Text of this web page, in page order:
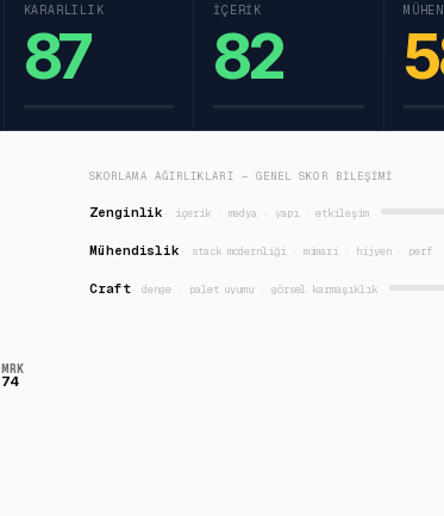
KARARLILIK
87
İÇERIK
82
MRK
74
SKORLAMA AĞIRLIKLARI — GENEL SKOR BILEŞIMI
Zenginlik · içerik · medya · yapı · etkileşim
Mühendislik · stack modernliği · mimari · hijyen · perf
Craft·denge · palet uyumu · görsel karmaşıklık